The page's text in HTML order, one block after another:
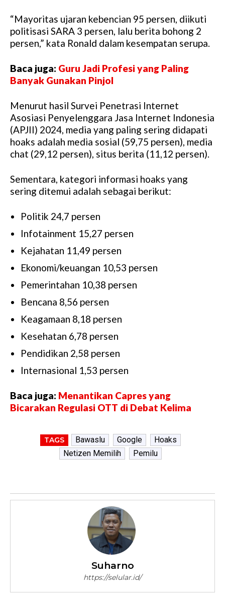
“Mayoritas ujaran kebencian 95 persen, diikuti
politisasi SARA 3 persen, lalu berita bohong 2
persen,” kata Ronald dalam kesempatan serupa.
Baca juga: Guru Jadi Profesi yang Paling
Banyak Gunakan Pinjol
Menurut hasil Survei Penetrasi Internet
Asosiasi Penyelenggara Jasa Internet Indonesia
(APJII) 2024, media yang paling sering didapati
hoaks adalah media sosial (59,75 persen), media
chat (29,12 persen), situs berita (11,12 persen).
Sementara, kategori informasi hoaks yang
sering ditemui adalah sebagai berikut:
Politik 24,7 persen
Infotainment 15,27 persen
Kejahatan 11,49 persen
Ekonomi/keuangan 10,53 persen
Pemerintahan 10,38 persen
Bencana 8,56 persen
Keagamaan 8,18 persen
Kesehatan 6,78 persen
Pendidikan 2,58 persen
Internasional 1,53 persen
Baca juga: Menantikan Capres yang
Bicarakan Regulasi OTT di Debat Kelima
TAGS Bawaslu Google
Hoaks
Netizen Memilih
Pemilu
Suharno
https://selular.id/